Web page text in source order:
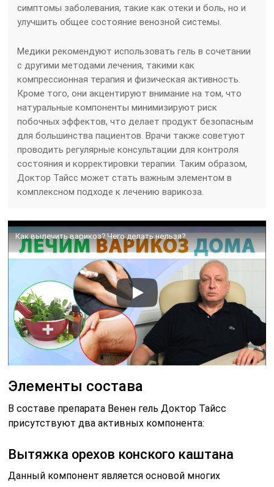
симптомы заболевания, такие как отеки и боль, но и
улучшить общее состояние венозной системы.
Медики рекомендуют использовать гель в сочетании
с другими методами лечения, такими как
компрессионная терапия и физическая активность.
Кроме того, они акцентируют внимание на том, что
натуральные компоненты минимизируют риск
побочных эффектов, что делает продукт безопасным
для большинства пациентов. Врачи также советуют
проводить регулярные консультации для контроля
состояния и корректировки терапии. Таким образом,
Доктор Тайсс может стать важным элементом в
комплексном подходе к лечению варикоза.
Как вылечить варикоз? Чего делать нельзя?
Элементы состава
В составе препарата Венен гель Доктор Тайсс
присутствуют два активных компонента:
Вытяжка орехов конского каштана
Данный компонент является основой многих